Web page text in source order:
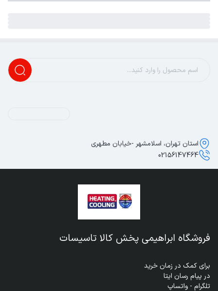
فروشگاه ابراهیمی پخش کالا تاسیسات
استان تهران، اسلامشهر -خیابان مطهری
02156147464